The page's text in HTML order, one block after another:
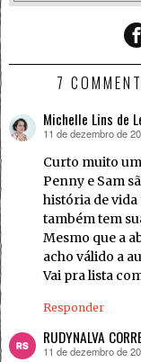
7
Michelle Lins de
disse:
11 de dezembro de
Curto muito
Penny e Sam
história de
também tem
Mesmo que a
acho válido a
Vai pra lista
Responder
RUDYNALVA
disse:
11 de dezembro de